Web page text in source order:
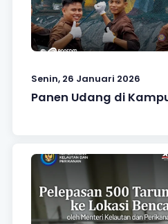
Senin, 26 Januari 2026
Panen Udang di